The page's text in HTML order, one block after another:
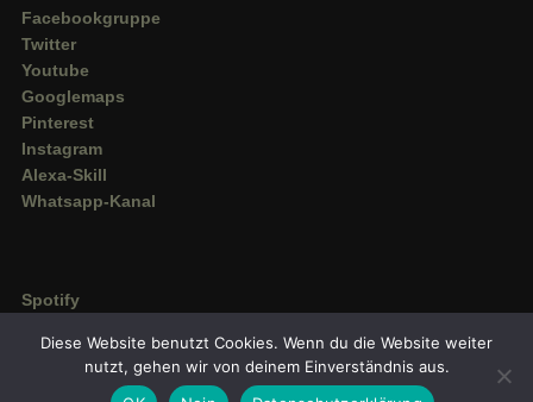
Facebookgruppe
Twitter
Youtube
Googlemaps
Pinterest
Instagram
Alexa-Skill
Whatsapp-Kanal
Spotify
Amazon Music
Diese Website benutzt Cookies. Wenn du die Website weiter
nutzt, gehen wir von deinem Einverständnis aus.